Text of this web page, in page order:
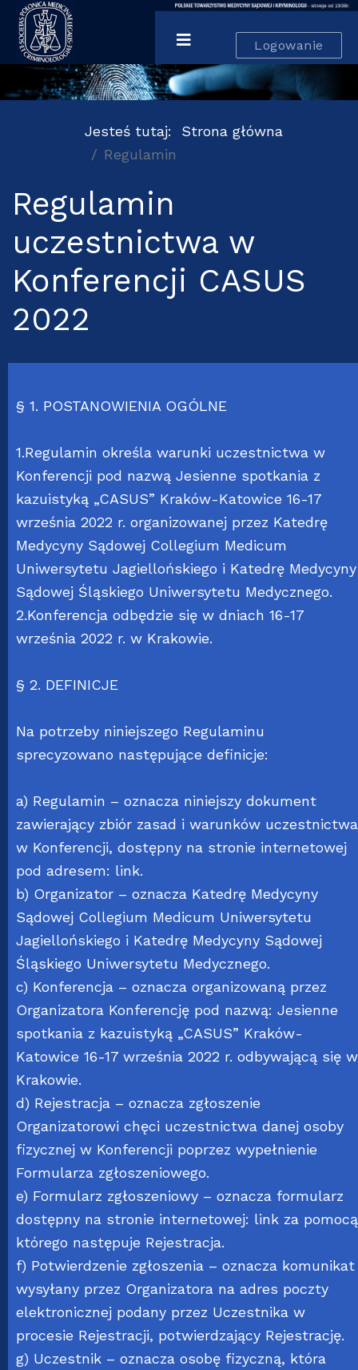
Logowanie
Jesteś tutaj: Strona główna
Regulamin
Regulamin
uczestnictwa w
Konferencji CASUS
2022
§ 1. POSTANOWIENIA OGÓLNE
1.Regulamin określa warunki uczestnictwa w
Konferencji pod nazwą Jesienne spotkania z
kazuistyką „CASUS” Kraków-Katowice 16-17
września 2022 r. organizowanej przez Katedrę
Medycyny Sądowej Collegium Medicum
Uniwersytetu Jagiellońskiego i Katedrę Medycyny
Sądowej Śląskiego Uniwersytetu Medycznego.
2.Konferencja odbędzie się w dniach 16-17
września 2022 r. w Krakowie.
§ 2. DEFINICJE
Na potrzeby niniejszego Regulaminu
sprecyzowano następujące definicje:
a) Regulamin – oznacza niniejszy dokument
zawierający zbiór zasad i warunków uczestnictwa
w Konferencji, dostępny na stronie internetowej
pod adresem: link.
b) Organizator – oznacza Katedrę Medycyny
Sądowej Collegium Medicum Uniwersytetu
Jagiellońskiego i Katedrę Medycyny Sądowej
Śląskiego Uniwersytetu Medycznego.
c) Konferencja – oznacza organizowaną przez
Organizatora Konferencję pod nazwą: Jesienne
spotkania z kazuistyką „CASUS” Kraków-
Katowice 16-17 września 2022 r. odbywającą się w
Krakowie.
d) Rejestracja – oznacza zgłoszenie
Organizatorowi chęci uczestnictwa danej osoby
fizycznej w Konferencji poprzez wypełnienie
Formularza zgłoszeniowego.
e) Formularz zgłoszeniowy – oznacza formularz
dostępny na stronie internetowej: link za pomocą
którego następuje Rejestracja.
f) Potwierdzenie zgłoszenia – oznacza komunikat
wysyłany przez Organizatora na adres poczty
elektronicznej podany przez Uczestnika w
procesie Rejestracji, potwierdzający Rejestrację.
g) Uczestnik – oznacza osobę fizyczną, która